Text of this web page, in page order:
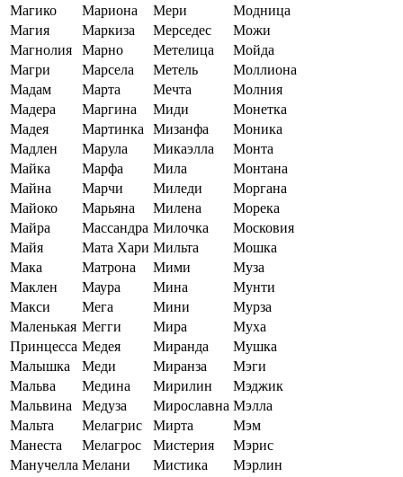
Магико
Мариона Мери
Модница
Магия
Маркиза Мерседес
Можи
Магнолия
Марно Метелица
Мойда
Магри
Марсела Метель
Моллиона
Мадам
Марта Мечта
Молния
Мадера
Маргина Миди
Монетка
Мадея
Мартинка Мизанфа
Моника
Мадлен
Марула Микаэлла
Монта
Майка
Марфа Мила
Монтана
Майна
Марчи Миледи
Моргана
Майоко
Марьяна Милена
Морека
Майра
Массандра Милочка
Московия
Майя
Мата Хари Мильта
Мошка
Мака
Матрона Мими
Муза
Маклен
Маура Мина
Мунти
Макси
Мега Мини
Мурза
Маленькая Мегги Мира
Муха
Принцесса Медея Миранда
Мушка
Малышка
Меди Миранза
Мэги
Мальва
Медина Мирилин
Мэджик
Мальвина
Медуза Мирославна Мэлла
Мальта
Мелагрис Мирта
Мэм
Манеста
Мелагрос Мистерия
Мэрис
Манучелла Мелани Мистика
Мэрлин